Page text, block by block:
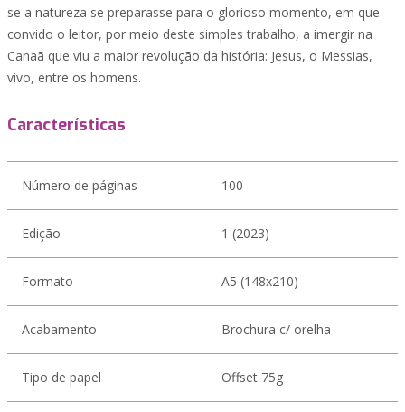
se a natureza se preparasse para o glorioso momento, em que
convido o leitor, por meio deste simples trabalho, a imergir na
Canaã que viu a maior revolução da história: Jesus, o Messias,
vivo, entre os homens.
Características
Número de páginas 100
Edição 1 (2023)
Formato A5 (148x210)
Acabamento Brochura c/ orelha
Tipo de papel Offset 75g